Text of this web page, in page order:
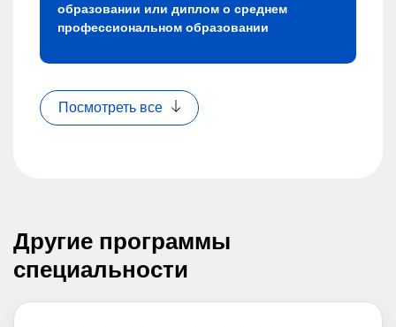
образовании или диплом о среднем
профессиональном образовании
Посмотреть все
Другие программы
специальности